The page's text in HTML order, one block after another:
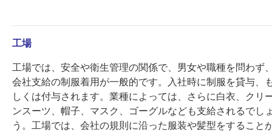
工場
工場では、安全や衛生管理の関係で、男女や職種を問わず
会社支給の制服着用が一般的です。入社時に制服を貸与、
しくは付与されます。業種によっては、さらに白衣、クリ
ンスーツ、帽子、マスク、ゴーグルなども支給されるでし
う。工場では、会社の規則に沿った服装や髪型をすること